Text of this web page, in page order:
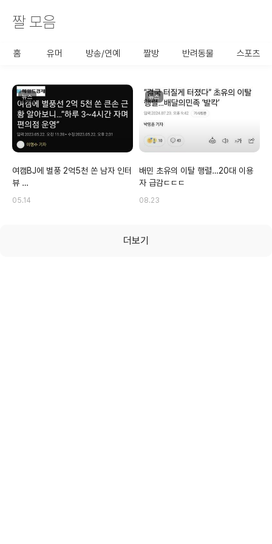
사용할 공유 링크를 선택 해 주
짤 모음
홈 유머 방송/연예 짤방 반려동물 스포츠
뉴스
여캠BJ에 별풍 2억5천 쏜 남자 인터
뷰 …
05.14
뉴스
배민 초유의 이탈 행렬…20대 이용
자 급감ㄷㄷㄷ
08.23
더보기